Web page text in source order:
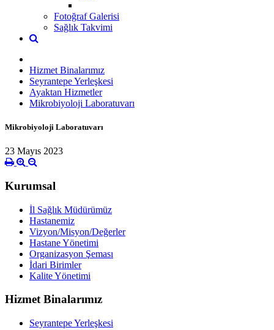
Fotoğraf Galerisi
Sağlık Takvimi
Hizmet Binalarımız
Seyrantepe Yerleşkesi
Ayaktan Hizmetler
Mikrobiyoloji Laboratuvarı
Mikrobiyoloji Laboratuvarı
23 Mayıs 2023
Kurumsal
İl Sağlık Müdürümüz
Hastanemiz
Vizyon/Misyon/Değerler
Hastane Yönetimi
Organizasyon Şeması
İdari Birimler
Kalite Yönetimi
Hizmet Binalarımız
Seyrantepe Yerleşkesi